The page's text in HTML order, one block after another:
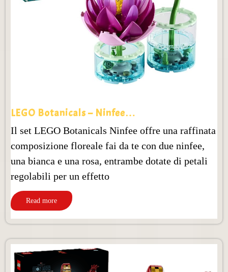
LEGO Botanicals – Ninfee…
Il set LEGO Botanicals Ninfee offre una raffinata
composizione floreale fai da te con due ninfee,
una bianca e una rosa, entrambe dotate di petali
regolabili per un effetto
Read more